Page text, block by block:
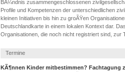
BÃ¼ndnis zusammengeschlossenen
Profile und Kompetenzen der unterschiedlichen
kleinen Initiativen bis hin zu groÃŸen
Deutschlandkarte in einem lokalen Kontext dar.
Organisationen, die noch nicht registriert sind, zur
Termine
KÃ¶nnen Kinder mitbestimmen? Fachtagung